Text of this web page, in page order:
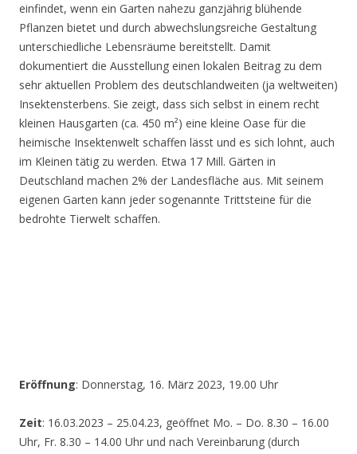
einfindet, wenn ein Garten nahezu ganzjährig blühende
Pflanzen bietet und durch abwechslungsreiche Gestaltung
unterschiedliche Lebensräume bereitstellt. Damit
dokumentiert die Ausstellung einen lokalen Beitrag zu dem
sehr aktuellen Problem des deutschlandweiten (ja weltweiten)
Insektensterbens. Sie zeigt, dass sich selbst in einem recht
kleinen Hausgarten (ca. 450 m²) eine kleine Oase für die
heimische Insektenwelt schaffen lässt und es sich lohnt, auch
im Kleinen tätig zu werden. Etwa 17 Mill. Gärten in
Deutschland machen 2% der Landesfläche aus. Mit seinem
eigenen Garten kann jeder sogenannte Trittsteine für die
bedrohte Tierwelt schaffen.
Eröffnung: Donnerstag, 16. März 2023, 19.00 Uhr
Zeit: 16.03.2023 – 25.04.23, geöffnet Mo. – Do. 8.30 – 16.00
Uhr, Fr. 8.30 – 14.00 Uhr und nach Vereinbarung (durch